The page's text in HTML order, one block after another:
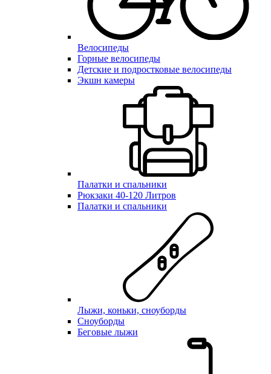
Велосипеды
Горные велосипеды
Детские и подростковые велосипеды
Экшн камеры
Палатки и спальники
Рюкзаки 40-120 Литров
Палатки и спальники
Лыжи, коньки, сноуборды
Сноуборды
Беговые лыжи